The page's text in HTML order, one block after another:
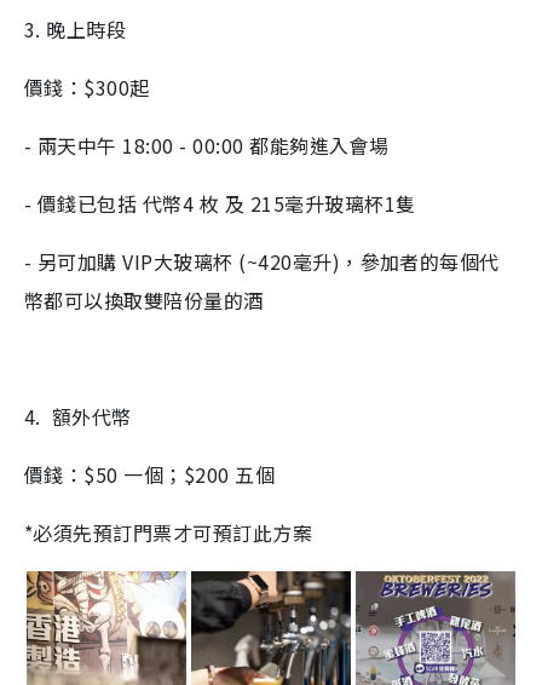
3. 晚上時段
價錢：$300起
- 兩天中午 18:00 - 00:00 都能夠進入會場
- 價錢已包括 代幣4 枚 及 215毫升玻璃杯1隻
- 另可加購 VIP大玻璃杯 (~420毫升)，參加者的每個代
幣都可以換取雙陪份量的酒
4. 額外代幣
價錢：$50 一個；$200 五個
*必須先預訂門票才可預訂此方案